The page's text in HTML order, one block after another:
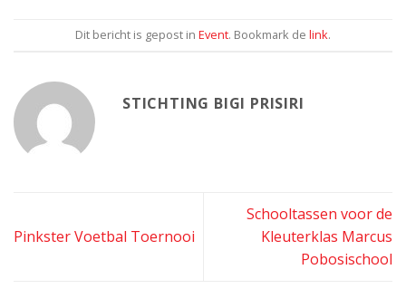
Dit bericht is gepost in Event. Bookmark de link.
STICHTING BIGI PRISIRI
Pinkster Voetbal Toernooi
Schooltassen voor de
Kleuterklas Marcus
Pobosischool